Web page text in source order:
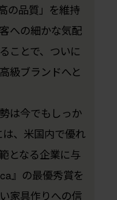
の品質」を維持
への細かな気配
ことで、ついに
級ブランドへと
は今でもしっか
、米国内で優れ
となる企業に与
』の最優秀賞を
家具作りへの信